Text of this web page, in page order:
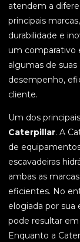
atendem a
principais
durabilidade e
um comparativo
algumas de
desempenho,
cliente.
Um dos
Caterpillar. A
de
escavadeiras
ambas as
eficientes. No
elogiada por sua
pode resultar
Enquanto a